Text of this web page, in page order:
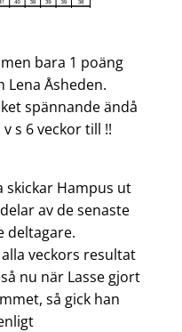
bara 1 poäng
Lena Åsheden.
spännande ändå
s 6 veckor till !!
skickar Hampus ut
delar av de senaste
deltagare.
veckors resultat
nu när Lasse gjort
så gick han